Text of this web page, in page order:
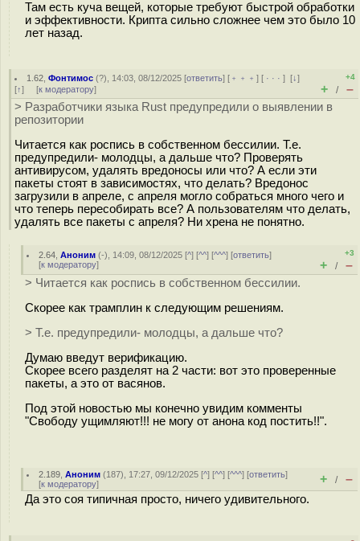
Там есть куча вещей, которые требуют быстрой обработки
и эффективности. Крипта сильно сложнее чем это было 10
лет назад.
1.62 ,Фонтимос (?), 14:03, 08/12/2025 [ответить] [ ﹢﹢﹢] [ · · ·][↓]
[↑] [к модератору]
+4
+ / –
> Разработчики языка Rust предупредили о выявлении в
репозитории
Читается как роспись в собственном бессилии. Т.е.
предупредили- молодцы, а дальше что? Проверять
антивирусом, удалять вредоносы или что? А если эти
пакеты стоят в зависимостях, что делать? Вредонос
загрузили в апреле, с апреля могло собраться много чего и
что теперь пересобирать все? А пользователям что делать,
удалять все пакеты с апреля? Ни хрена не понятно.
2.64 ,Аноним (-), 14:09, 08/12/2025 [^] [^^] [^^^] [ответить]
[к модератору]
+3
+ / –
> Читается как роспись в собственном бессилии.
Скорее как трамплин к следующим решениям.
> Т.е. предупредили- молодцы, а дальше что?
Думаю введут верификацию.
Скорее всего разделят на 2 части: вот это проверенные
пакеты, а это от васянов.
Под этой новостью мы конечно увидим комменты
"Свободу ущимляют!!! не могу от анона код постить!!".
2.189 ,Аноним (187), 17:27, 09/12/2025 [^] [^^] [^^^] [ответить]
[к модератору] + / –
Да это соя типичная просто, ничего удивительного.